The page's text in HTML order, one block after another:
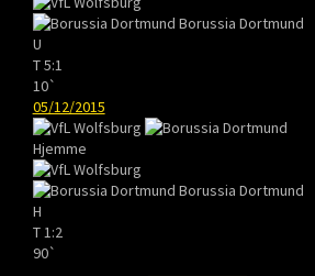
Borussia Dortmund
U
T5:1
10`
05/12/2015
Hjemme
Borussia Dortmund
H
T 1:2
90`